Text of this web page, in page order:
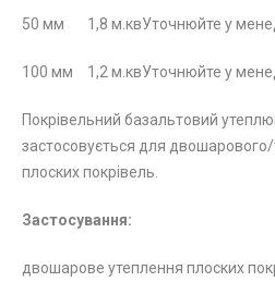
50 мм 1,8 м.квУточнюйте у
100 мм 1,2 м.квУточнюйте у
Покрівельний базальтовий
застосовується для
плоских покрівель.
Застосування:
двошарове утеплення плоских